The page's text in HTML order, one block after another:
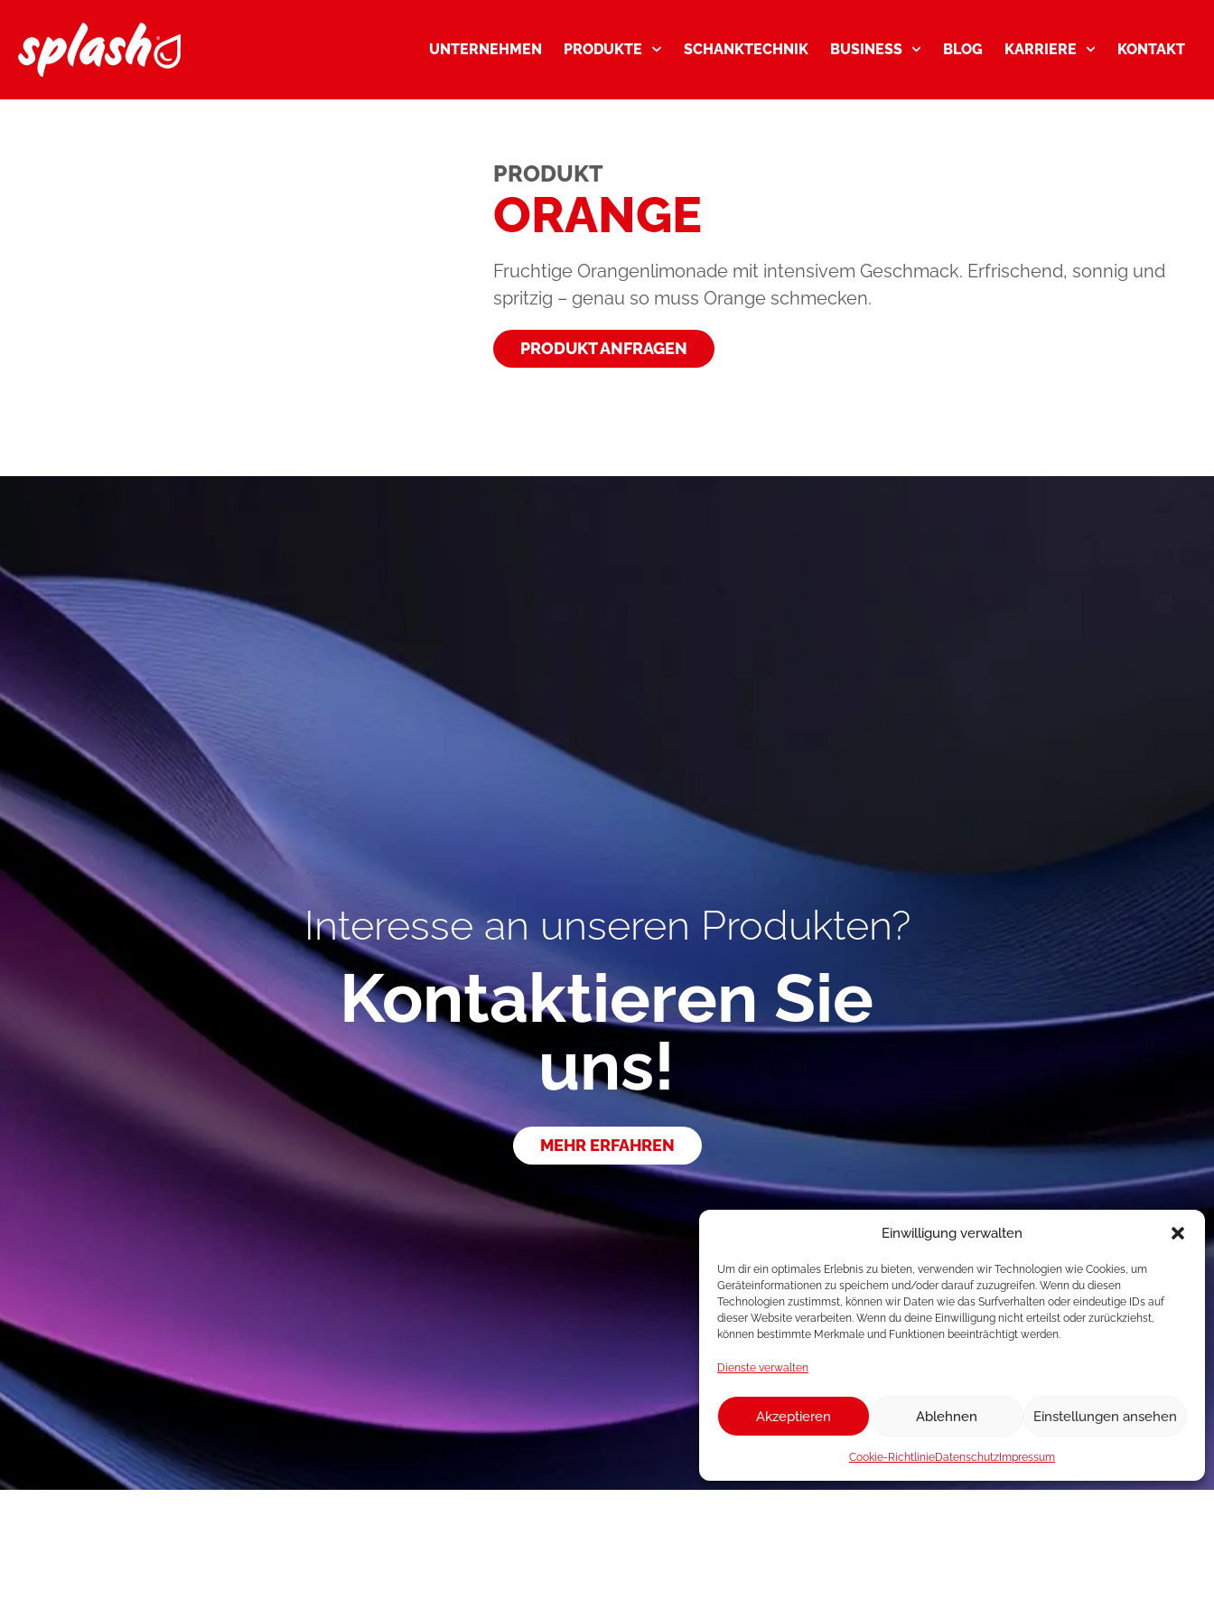
Einwilligung verwalten
Um dir ein optimales Erlebnis zu bieten, verwenden wir Technologien wie Cookies, um
Geräteinformationen zu speichern und/oder darauf zuzugreifen. Wenn du diesen
Technologien zustimmst, können wir Daten wie das Surfverhalten oder eindeutige IDs auf
dieser Website verarbeiten. Wenn du deine Einwilligung nicht erteilst oder zurückziehst,
können bestimmte Merkmale und Funktionen beeinträchtigt werden.
Dienste verwalten
Akzeptieren Ablehnen Einstellungen ansehen
Cookie-RichtlinieDatenschutzImpressum
UNTERNEHMEN PRODUKTE SCHANKTECHNIK BUSINESS BLOG KARRIERE KONTAKT
PRODUKT
ORANGE
Fruchtige Orangenlimonade mit intensivem Geschmack. Erfrischend, sonnig und
spritzig – genau so muss Orange schmecken.
PRODUKT ANFRAGEN
Interesse an unseren Produkten?
Kontaktieren Sie
uns!
MEHR ERFAHREN